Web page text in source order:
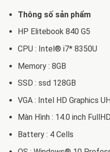
Thông số sản phẩm
HP Elitebook 840 G5
CPU : Intel® i7* 8350U
Memory : 8GB
SSD : ssd 128GB
VGA : Intel HD Graphics
Màn Hình : 14.0 inch
Battery : 4 Cells